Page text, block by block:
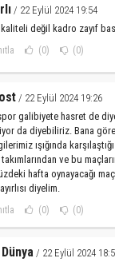
/ 22 Eylül 2024 19:54
değil kadro zayıf
(0) (0)
/ 22 Eylül 2024 19:26
galibiyete hasret de
da diyebiliriz. Bana göre
ışığında
ve bu
hafta oynayacağı
diyelim.
(0) (0)
/ 22 Eylül 2024